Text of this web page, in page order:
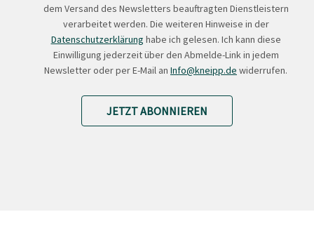
dem Versand des Newsletters beauftragten Dienstleistern
verarbeitet werden. Die weiteren Hinweise in der
Datenschutzerklärung habe ich gelesen. Ich kann diese
Einwilligung jederzeit über den Abmelde-Link in jedem
Newsletter oder per E-Mail an Info@kneipp.de widerrufen.
JETZT ABONNIEREN